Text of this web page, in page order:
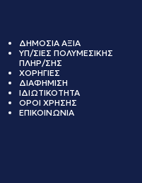
ΔΗΜΟΣΙΑ ΑΞΙΑ
ΥΠ/ΣΙΕΣ ΠΟΛΥΜΕΣΙΚΗΣ
ΠΛΗΡ/ΣΗΣ
ΧΟΡΗΓΙΕΣ
ΔΙΑΦΗΜΙΣΗ
ΙΔΙΩΤΙΚΟΤΗΤΑ
ΟΡΟΙ ΧΡΗΣΗΣ
ΕΠΙΚΟΙΝΩΝΙΑ